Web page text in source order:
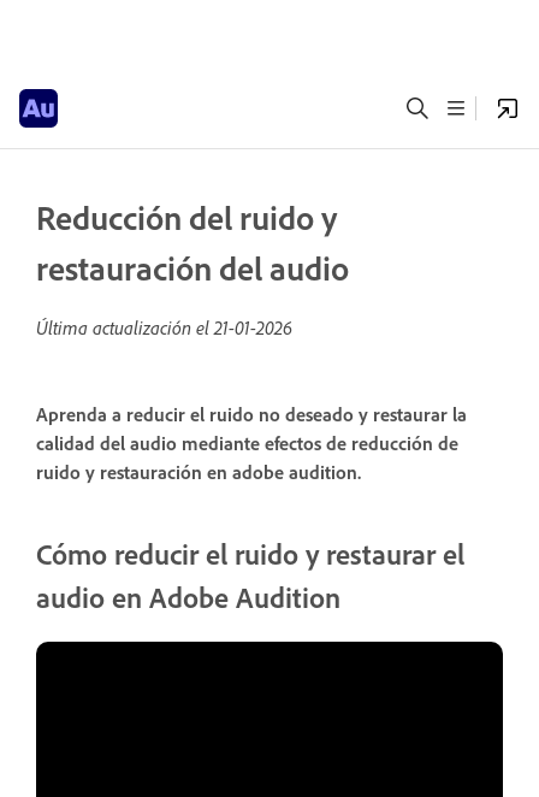
Reducción del ruido y
restauración del audio
Última actualización el21-01-2026
Aprenda a reducir el ruido no deseado y restaurar la
calidad del audio mediante efectos de reducción de
ruido y restauración en adobe audition.
Cómo reducir el ruido y restaurar el
audio en Adobe Audition